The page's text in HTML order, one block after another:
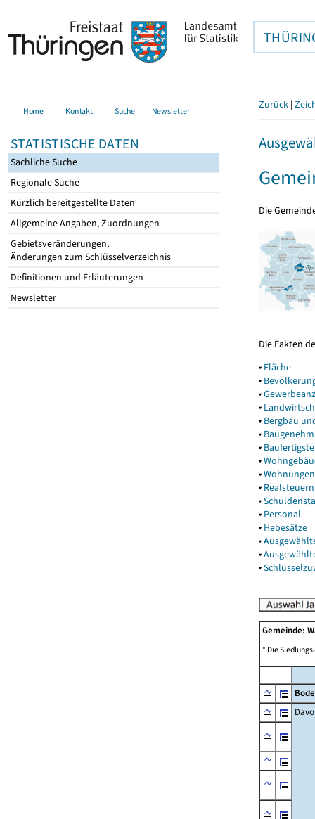
Home Kontakt Suche Newsletter
STATISTISCHE DATEN
Sachliche Suche
Regionale Suche
Kürzlich bereitgestellte Daten
Allgemeine Angaben, Zuordnungen
Gebietsveränderungen,
Änderungen zum Schlüsselverzeichnis
Definitionen und Erläuterungen
Newsletter
Zurück |
Die
Die Fakten
▾ Fläche
▾
▾
▾
▾ Bergbau
▾
▾
▾
▾Wohnungen
▾ Realsteuern
▾
▾ Personal
▾ Hebesätze
▾
▾
▾
Gemeinde:
* Die